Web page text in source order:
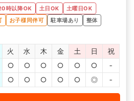
時以降OK 土日OK
土曜日OK
お子様同伴可 駐車場あり
整体
火 水 木 金 土 日
祝
○ ○ ○ ○ ○ ○
-
○ ○ ○ ○ ○ ◎ -